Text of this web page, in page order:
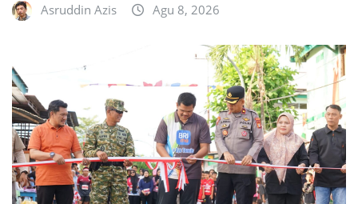
Asruddin Azis Agu 8, 2026